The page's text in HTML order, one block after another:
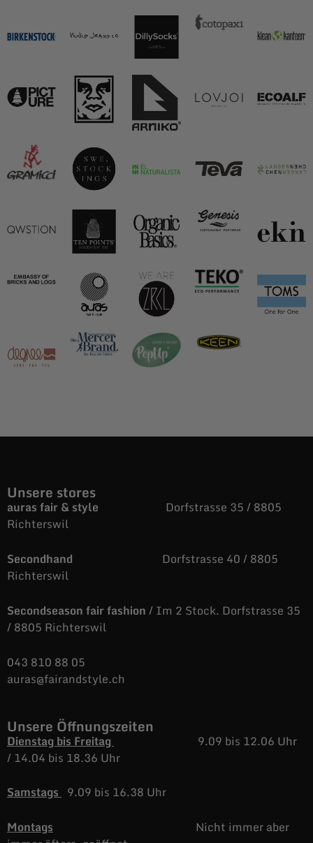
Unsere stores
auras fair & style Dorfstrasse 35 / 8805
Richterswil
Secondhand Dorfstrasse 40 / 8805
Richterswil
Secondseason fair fashion/ Im 2 Stock. Dorfstrasse 35
/ 8805 Richterswil
043 810 88 05
auras@fairandstyle.ch
Unsere Öffnungszeiten
Dienstag bis Freitag
9.09 bis 12.06 Uhr
/14.04 bis 18.36 Uhr
Samstags 9.09 bis 16.38 Uhr
Montags
Nicht immer aber